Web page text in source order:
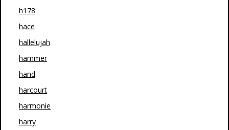
h178
hace
hallelujah
hammer
hand
harcourt
harmonie
harry